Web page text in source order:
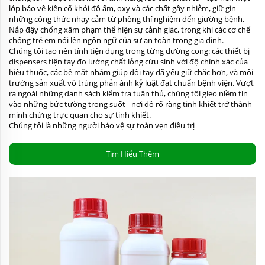
lớp bảo vệ kiên cố khỏi độ ẩm, oxy và các chất gây nhiễm, giữ gìn
những công thức nhạy cảm từ phòng thí nghiệm đến giường bệnh.
Nắp đậy chống xâm phạm thể hiện sự cảnh giác, trong khi các cơ chế
chống trẻ em nói lên ngôn ngữ của sự an toàn trong gia đình.
Chúng tôi tạo nên tính tiện dụng trong từng đường cong: các thiết bị
dispensers tiện tay đo lường chất lỏng cứu sinh với độ chính xác của
hiệu thuốc, các bề mặt nhám giúp đôi tay đã yếu giữ chắc hơn, và môi
trường sản xuất vô trùng phản ánh kỷ luật đạt chuẩn bệnh viện. Vượt
ra ngoài những danh sách kiểm tra tuân thủ, chúng tôi gieo niềm tin
vào những bức tường trong suốt - nơi độ rõ ràng tinh khiết trở thành
minh chứng trực quan cho sự tinh khiết.
Chúng tôi là những người bảo vệ sự toàn vẹn điều trị
Tìm Hiểu Thêm